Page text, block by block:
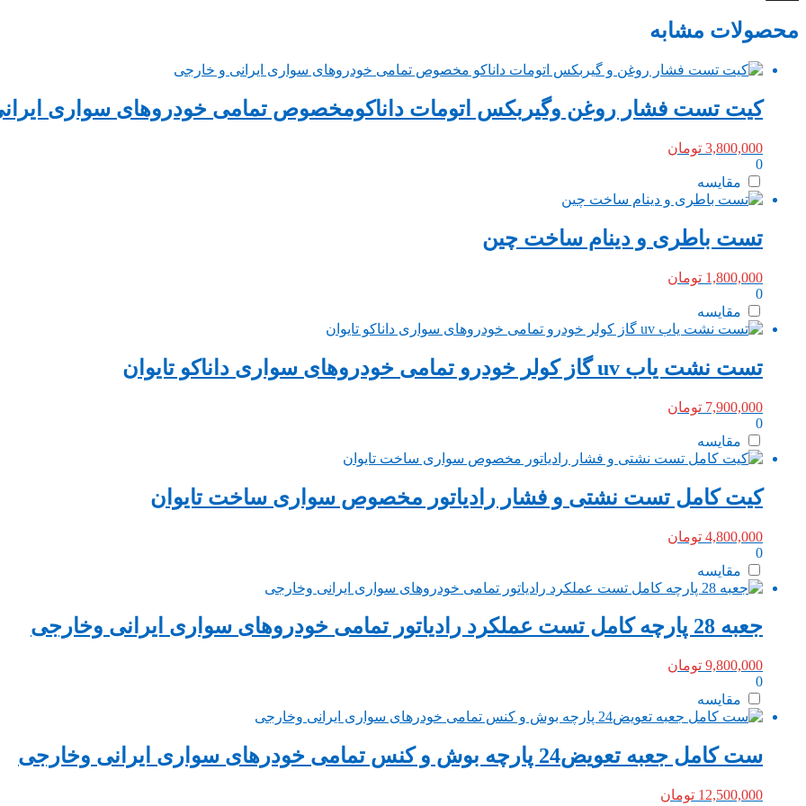
محصولات مشابه
کیت تست فشار روغن وگیربکس اتومات داناکومخصوص تمامی خودروهای سواری
3,800,000 تومان
0
مقایسه
تست باطری و دینام ساخت چین
1,800,000 تومان
0
مقایسه
تست نشت یاب uv گاز کولر خودرو تمامی خودروهای سواری داناکو تایوان
7,900,000 تومان
0
مقایسه
کیت کامل تست نشتی و فشار رادیاتور مخصوص سواری ساخت تایوان
4,800,000 تومان
0
مقایسه
جعبه 28 پارچه کامل تست عملکرد رادیاتور تمامی خودروهای سواری ایرانی وخارجی
9,800,000 تومان
0
مقایسه
ست کامل جعبه تعویض24 پارچه بوش و کنس تمامی خودرهای سواری ایرانی وخارجی
12,500,000 تومان